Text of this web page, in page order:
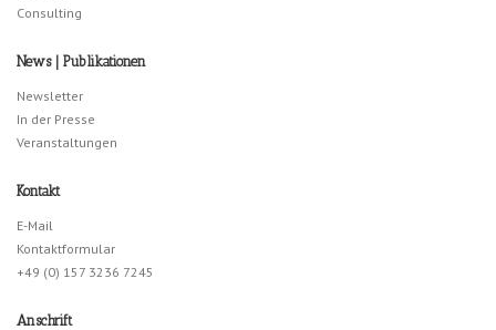
Consulting
News | Publikationen
Newsletter
In der Presse
Veranstaltungen
Kontakt
E-Mail
Kontaktformular
+49 (0) 157 3236 7245
Anschrift